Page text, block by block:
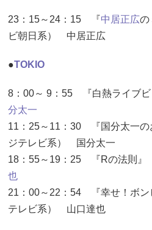
23：15～24：15 『中居正広の
ビ朝日系） 中居正広
●TOKIO
8：00～ 9：55 『白熱ライブ
分太一
11：25～11：30 『国分太一の
ジテレビ系） 国分太一
18：55～19：25 『Rの法則
也
21：00～22：54 『幸せ！ボ
テレビ系） 山口達也